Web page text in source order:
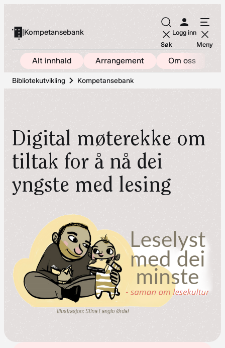
innhold
|Kompetansebank
Søk
Logg inn
Meny
Alt innhald Arrangement Om oss
Bibliotekutvikling Kompetansebank
Digital møterekke om
tiltak for å nå dei
yngste med lesing